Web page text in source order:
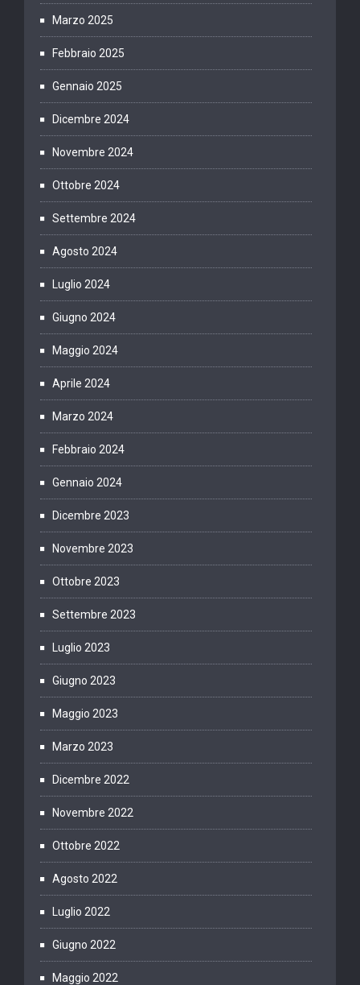
Marzo 2025
Febbraio 2025
Gennaio 2025
Dicembre 2024
Novembre 2024
Ottobre 2024
Settembre 2024
Agosto 2024
Luglio 2024
Giugno 2024
Maggio 2024
Aprile 2024
Marzo 2024
Febbraio 2024
Gennaio 2024
Dicembre 2023
Novembre 2023
Ottobre 2023
Settembre 2023
Luglio 2023
Giugno 2023
Maggio 2023
Marzo 2023
Dicembre 2022
Novembre 2022
Ottobre 2022
Agosto 2022
Luglio 2022
Giugno 2022
Maggio 2022